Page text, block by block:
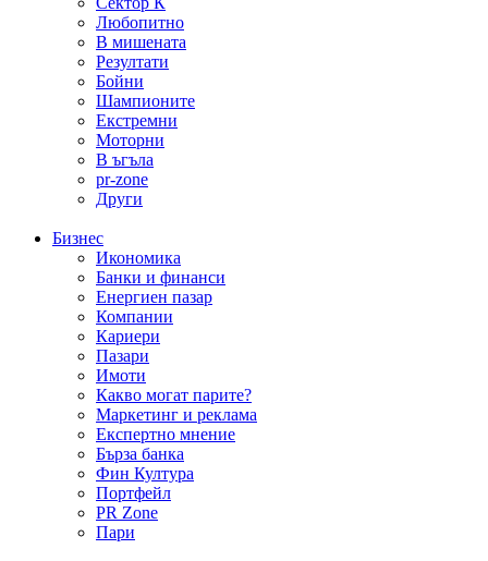
Любопитно
В мишената
Резултати
Бойни
Шампионите
Екстремни
Моторни
В ъгъла
pr-zone
Други
Бизнес
Икономика
Банки и финанси
Енергиен пазар
Компании
Кариери
Пазари
Имоти
Какво могат парите?
Маркетинг и реклама
Експертно мнение
Бърза банка
Фин Култура
Портфейл
PR Zone
Пари